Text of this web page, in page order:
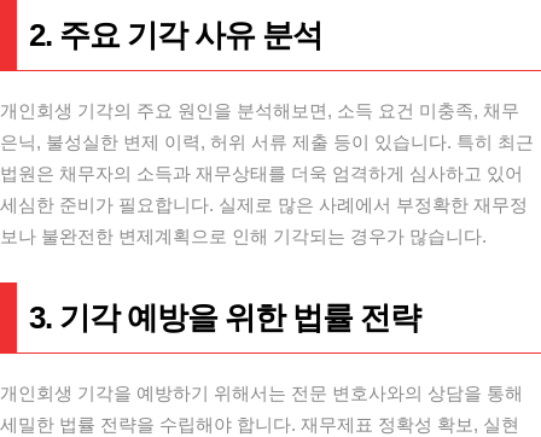
2. 주요 기각 사유 분석
개인회생 기각의 주요 원인을 분석해보면, 소득 요건 미충족, 채무
은닉, 불성실한 변제 이력, 허위 서류 제출 등이 있습니다. 특히 최근
법원은 채무자의 소득과 재무상태를 더욱 엄격하게 심사하고 있어
세심한 준비가 필요합니다. 실제로 많은 사례에서 부정확한 재무정
보나 불완전한 변제계획으로 인해 기각되는 경우가 많습니다.
3. 기각 예방을 위한 법률 전략
개인회생 기각을 예방하기 위해서는 전문 변호사와의 상담을 통해
세밀한 법률 전략을 수립해야 합니다. 재무제표 정확성 확보, 실현